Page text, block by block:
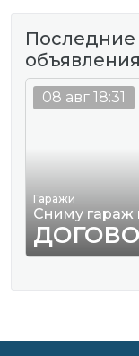
объявления
Гаражи
Сниму гараж
08 авг 18:31